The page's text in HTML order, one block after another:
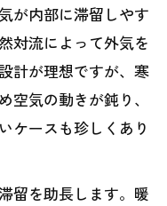
が内部に滞留しやす
対流によって外気を
計が理想ですが、寒
空気の動きが鈍り、
ケースも珍しくあり
留を助長します。暖